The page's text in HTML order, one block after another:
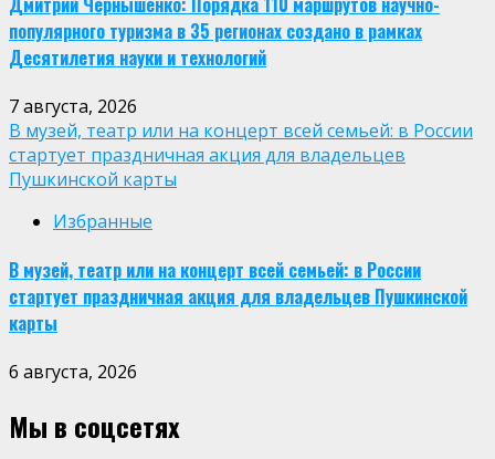
популярного туризма в 35 регионах создано в рамках
Десятилетия науки и технологий
7 августа, 2026
В музей, театр или на концерт всей семьей: в России
стартует праздничная акция для владельцев
Пушкинской карты
Избранные
В музей, театр или на концерт всей семьей: в России
стартует праздничная акция для владельцев Пушкинской
карты
6 августа, 2026
Мы в соцсетях